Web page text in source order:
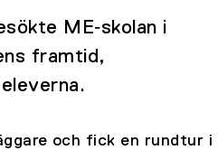
ME‑skolan i
framtid,
och fick en rundtur i